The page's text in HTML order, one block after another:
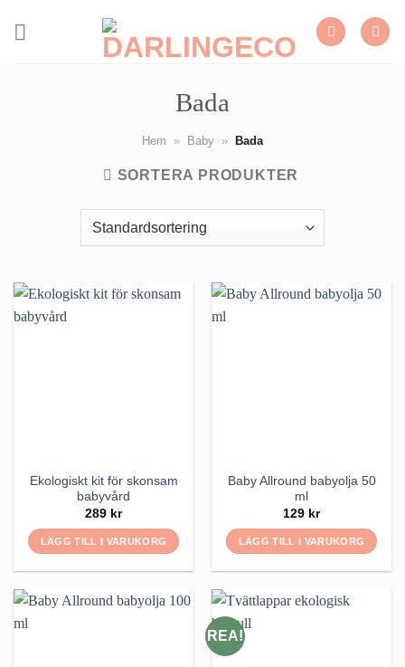
Bada
Hem » Baby » Bada
SORTERA PRODUKTER
Ekologiskt kit för skonsam
babyvård
289 kr
LÄGG TILL I VARUKORG
Baby Allround babyolja 50
ml
129 kr
LÄGG TILL I VARUKORG
REA!